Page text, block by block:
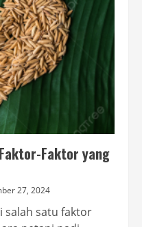
Faktor yang
27, 2024
salah satu faktor